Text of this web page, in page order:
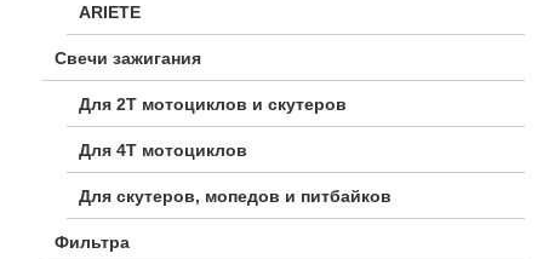
ARIETE
Свечи зажигания
Для 2Т мотоциклов и скутеров
Для 4Т мотоциклов
Для скутеров, мопедов и питбайков
Фильтра